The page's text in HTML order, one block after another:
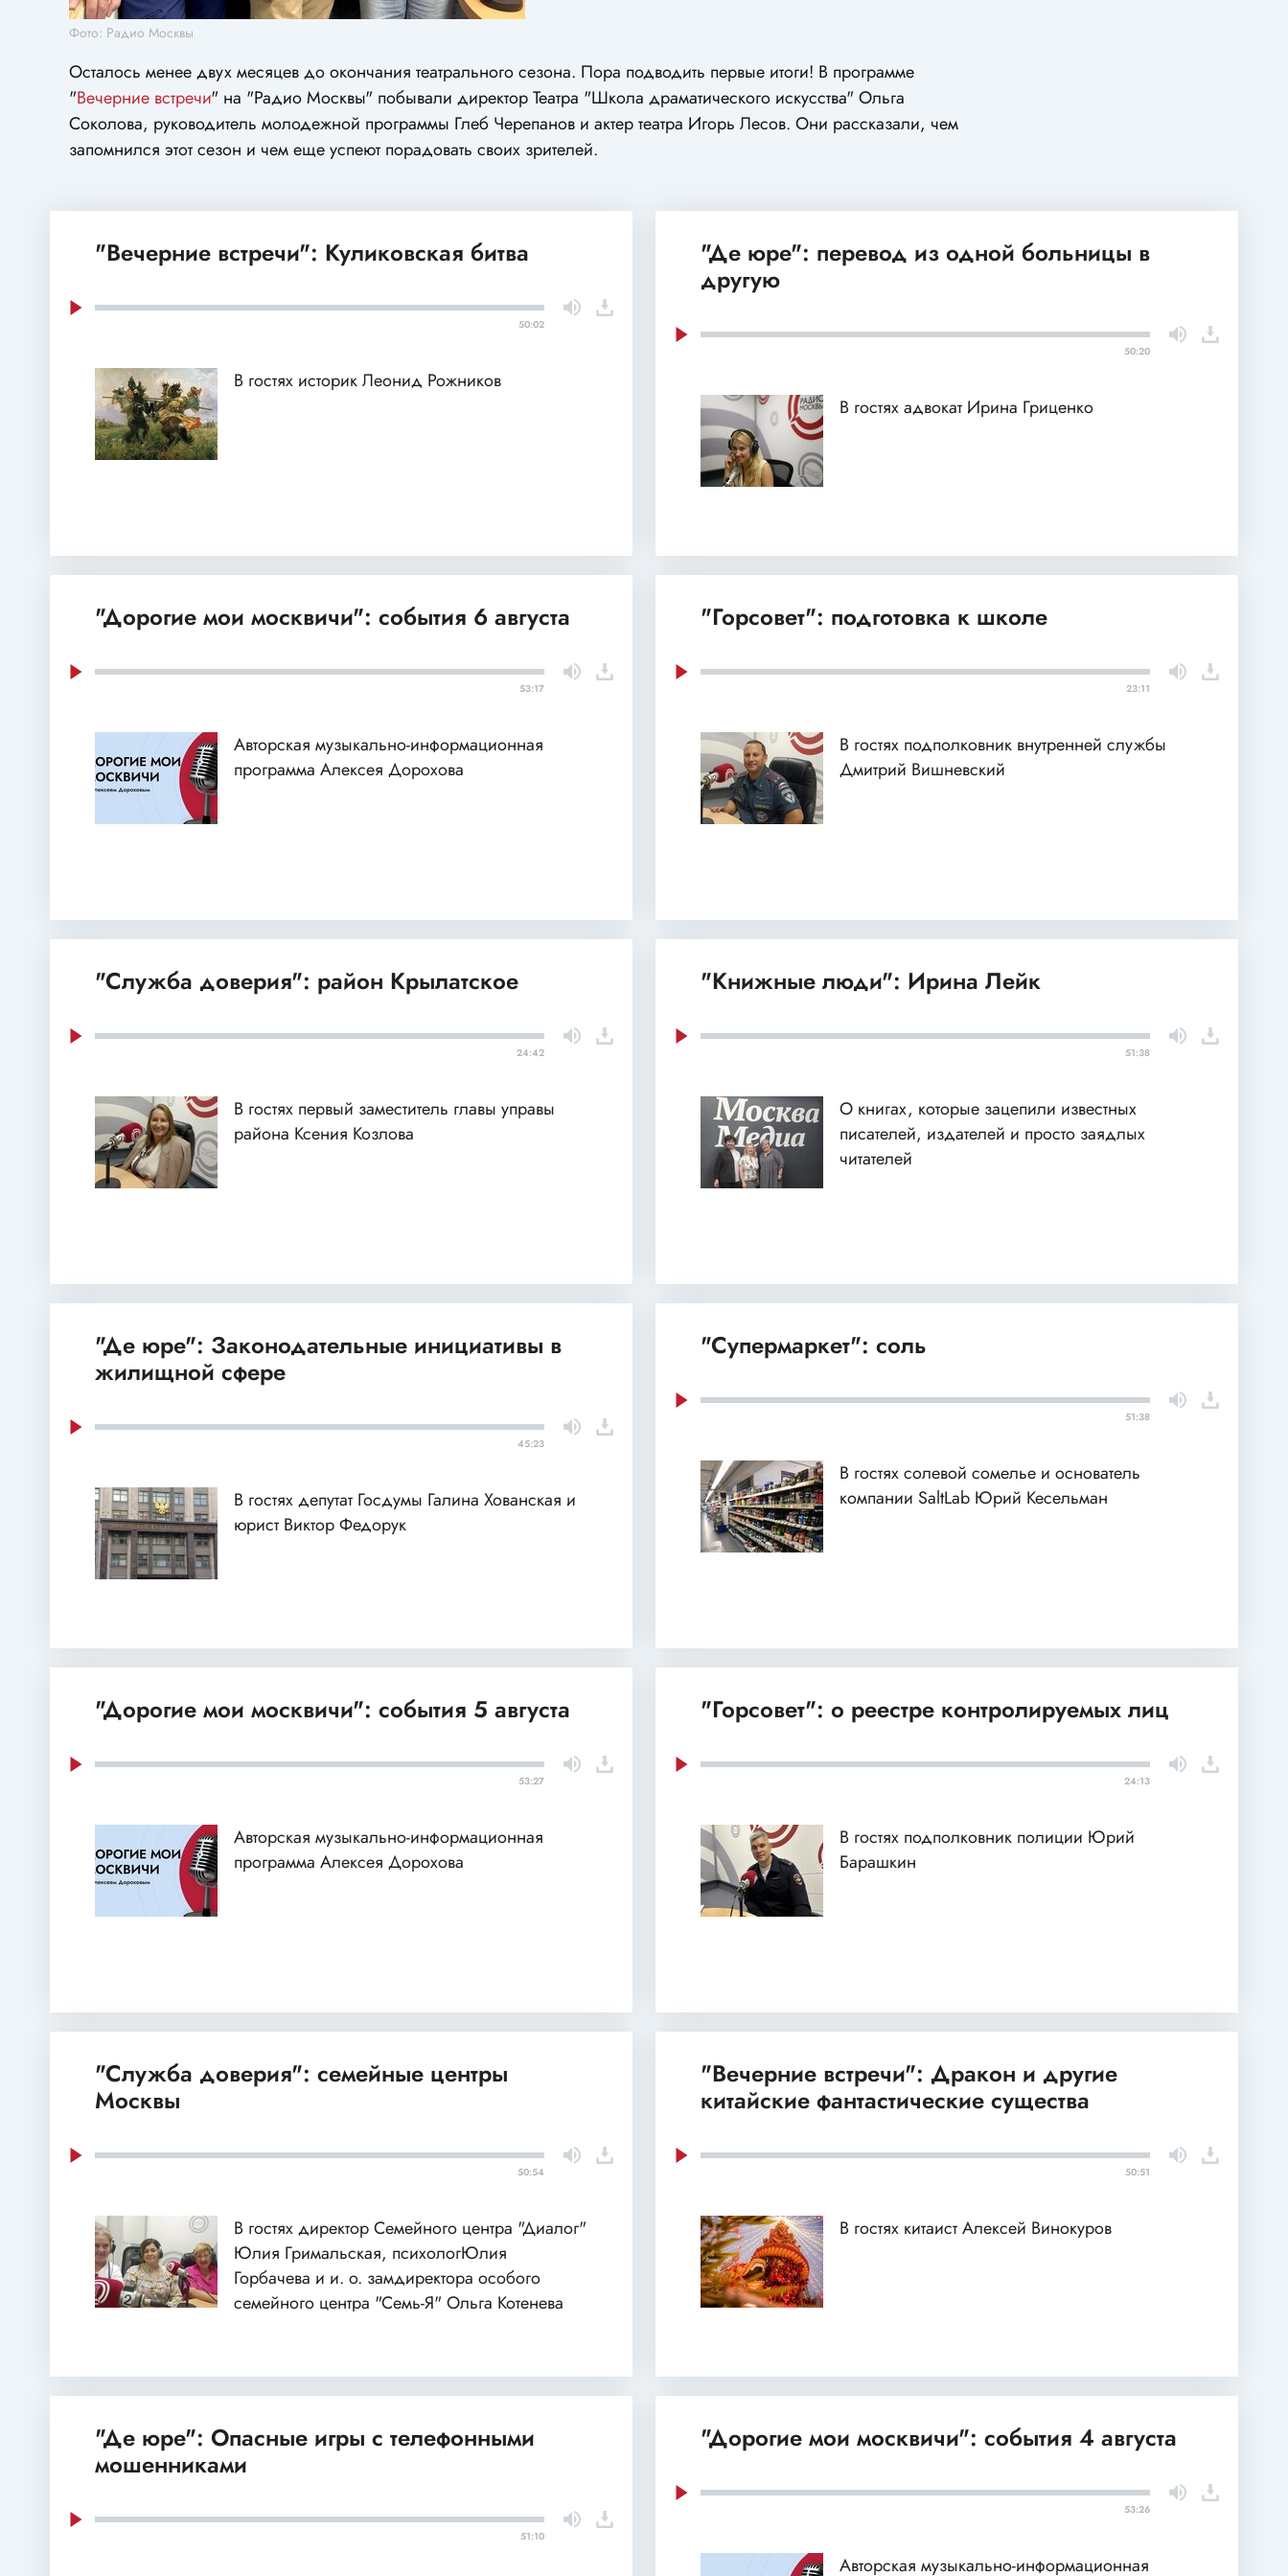
Фото: Радио Москвы
Осталось менее двух месяцев до окончания театрального сезона. Пора подводить первые итоги! В программе
"Вечерние встречи" на "Радио Москвы" побывали директор Театра "Школа драматического искусства" Ольга
Соколова, руководитель молодежной программы Глеб Черепанов и актер театра Игорь Лесов. Они рассказали, чем
запомнился этот сезон и чем еще успеют порадовать своих зрителей.
"Вечерние встречи": Куликовская битва
50:02
В гостях историк Леонид Рожников
"Де юре": перевод из одной больницы в
другую
50:20
В гостях адвокат Ирина Гриценко
"Дорогие мои москвичи": события 6 августа
53:17
Авторская музыкально-информационная
программа Алексея Дорохова
"Горсовет": подготовка к школе
23:11
В гостях подполковник внутренней службы
Дмитрий Вишневский
"Служба доверия": район Крылатское
24:42
В гостях первый заместитель главы управы
района Ксения Козлова
"Книжные люди": Ирина Лейк
51:38
О книгах, которые зацепили известных
писателей, издателей и просто заядлых
читателей
"Де юре": Законодательные инициативы в
жилищной сфере
45:23
В гостях депутат Госдумы Галина Хованская и
юрист Виктор Федорук
"Супермаркет": соль
51:38
В гостях солевой сомелье и основатель
компании SaltLab Юрий Кесельман
"Дорогие мои москвичи": события 5 августа
53:27
Авторская музыкально-информационная
программа Алексея Дорохова
"Горсовет": о реестре контролируемых лиц
24:13
В гостях подполковник полиции Юрий
Барашкин
"Служба доверия": семейные центры
Москвы
50:54
В гостях директор Семейного центра "Диалог"
Юлия Гримальская, психологЮлия
Горбачева и и. о. замдиректора особого
семейного центра "Семь-Я" Ольга Котенева
"Вечерние встречи": Дракон и другие
китайские фантастические существа
50:51
В гостях китаист Алексей Винокуров
"Де юре": Опасные игры с телефонными
мошенниками
51:10
"Дорогие мои москвичи": события 4 августа
53:26
Авторская музыкально-информационная